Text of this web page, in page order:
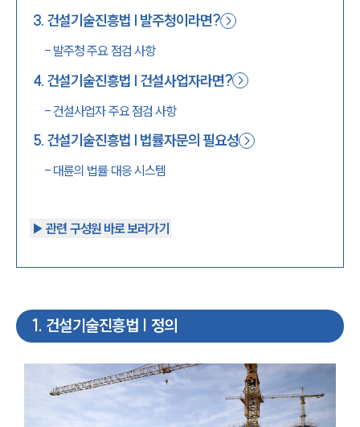
3. 건설기술진흥법 | 발주청이라면?
- 발주청 주요 점검 사항
4. 건설기술진흥법 | 건설사업자라면?
-건설사업자 주요 점검 사항
5. 건설기술진흥법 | 법률자문의 필요성
- 대륜의 법률 대응 시스템
▶︎ 관련 구성원 바로 보러가기
1 . 건설기술진흥법 | 정의